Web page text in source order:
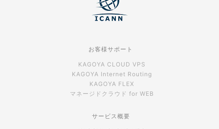
お客様サポート
KAGOYA CLOUD VPS
KAGOYA Internet Routing
KAGOYA FLEX
マネージドクラウド for WEB
サービス概要